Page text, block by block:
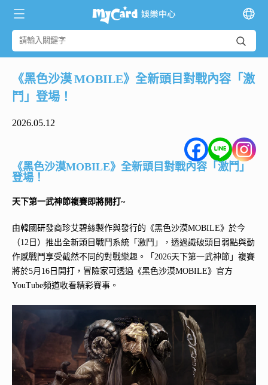
《黑色沙漠 MOBILE》全新頭目對戰內容「激
鬥」登場！
2026.05.12
《黑色沙漠MOBILE》全新頭目對戰內容「激鬥」
登場！
天下第一武神節複賽即將開打~
由韓國研發商珍艾碧絲製作與發行的《黑色沙漠MOBILE》於今
（12日）推出全新頭目戰鬥系統「激鬥」，透過識破頭目弱點與動
作感戰鬥享受截然不同的對戰樂趣。「2026天下第一武神節」複賽
將於5月16日開打，冒險家可透過《黑色沙漠MOBILE》官方
YouTube頻道收看精彩賽事。